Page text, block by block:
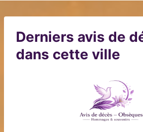
Derniers avis de
dans cette ville